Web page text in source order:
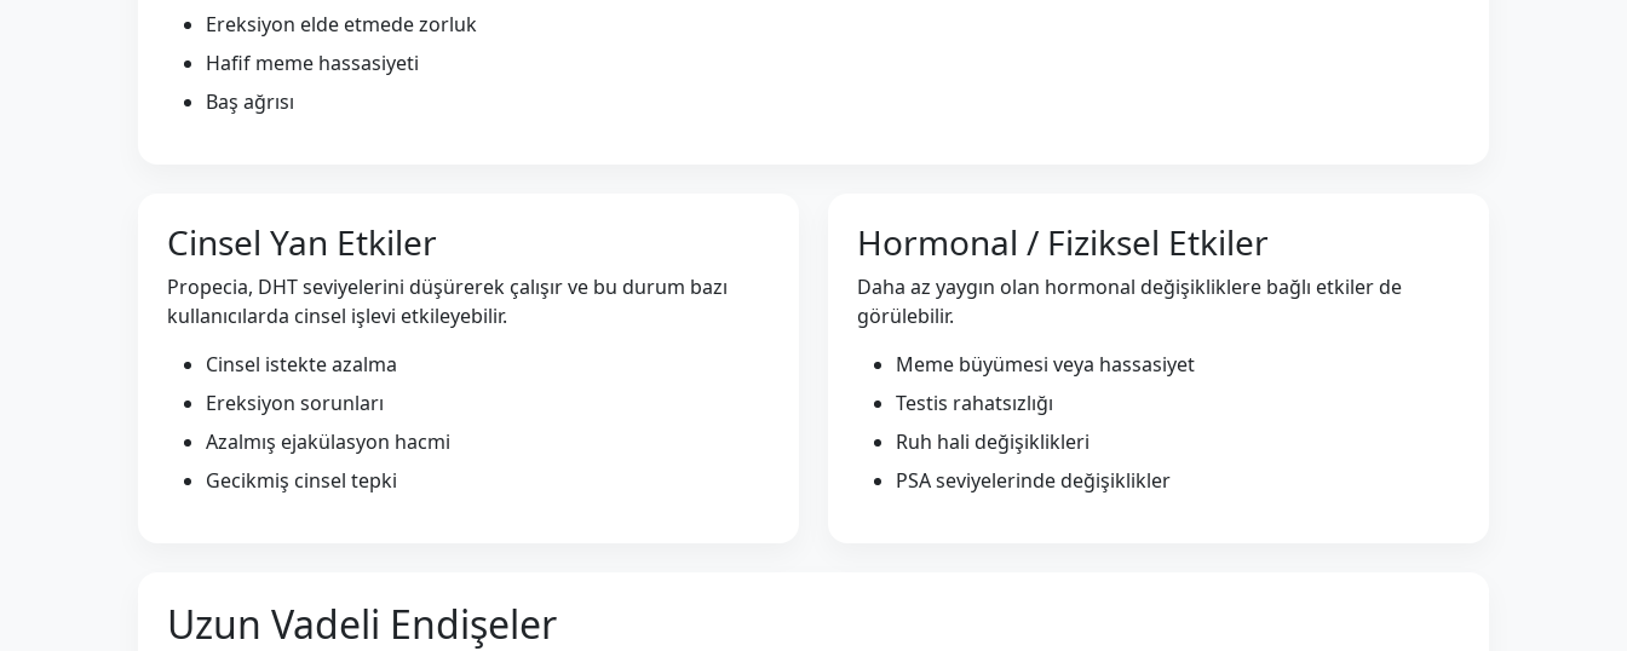
Ereksiyon elde etmede zorluk
Hafif meme hassasiyeti
Baş ağrısı
Cinsel Yan Etkiler
Propecia, DHT seviyelerini düşürerek çalışır ve bu durum bazı
kullanıcılarda cinsel işlevi etkileyebilir.
Cinsel istekte azalma
Ereksiyon sorunları
Azalmış ejakülasyon hacmi
Gecikmiş cinsel tepki
Hormonal / Fiziksel Etkiler
Daha az yaygın olan hormonal değişikliklere bağlı etkiler de
görülebilir.
Meme büyümesi veya hassasiyet
Testis rahatsızlığı
Ruh hali değişiklikleri
PSA seviyelerinde değişiklikler
Uzun Vadeli Endişeler